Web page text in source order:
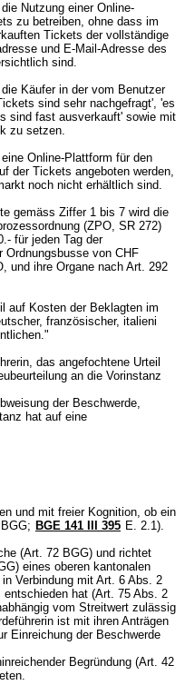
Nutzung einer Online-
zu betreiben, ohne dass im
Tickets der vollständige
und E-Mail-Adresse des
sind.
Käufer in der vom Benutzer
sind sehr nachgefragt', 'es
sind fast ausverkauft' sowie mit
zu setzen.
Online-Plattform für den
der Tickets angeboten werden,
noch nicht erhältlich sind.
gemäss Ziffer 1 bis 7 wird die
(ZPO, SR 272)
für jeden Tag der
Ordnungsbusse von CHF
, und ihre Organe nach Art. 292
auf Kosten der Beklagten im
französischer, italieni
das angefochtene Urteil
an die Vorinstanz
der Beschwerde,
hat auf eine
und mit freier Kognition, ob ein
; BGE 141 III 395 E. 2.1).
(Art. 72 BGG) und richtet
) eines oberen kantonalen
Verbindung mit Art. 6 Abs. 2
hat (Art. 75 Abs. 2
vom Streitwert zulässig
ist mit ihren Anträgen
Einreichung der Beschwerde
Begründung (Art. 42